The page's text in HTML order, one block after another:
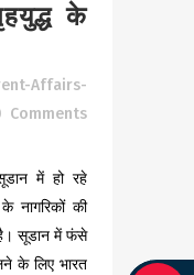
के
Affairs-
Comments
में हो रहे
नागरिकों की
है। सूडान में फंसे
के लिए भारत